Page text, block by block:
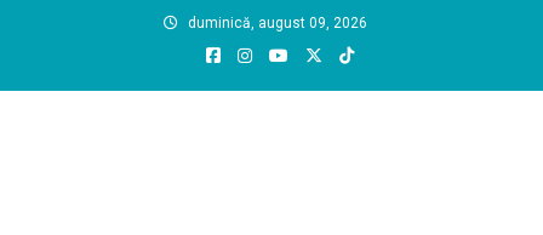
duminică, august 09, 2026